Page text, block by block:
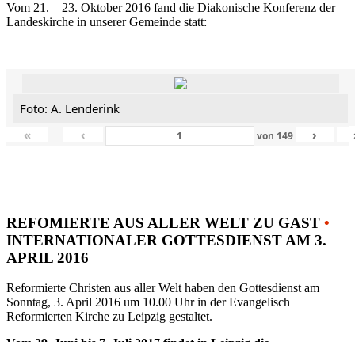
Vom 21. – 23. Oktober 2016 fand die Diakonische Konferenz der
Landeskirche in unserer Gemeinde statt:
Foto: A. Lenderink
«
‹ von 149 ›
REFOMIERTE AUS ALLER WELT ZU GAST •
INTERNATIONALER GOTTESDIENST AM 3.
APRIL 2016
Reformierte Christen aus aller Welt haben den Gottesdienst am
Sonntag, 3. April 2016 um 10.00 Uhr in der Evangelisch
Reformierten Kirche zu Leipzig gestaltet.